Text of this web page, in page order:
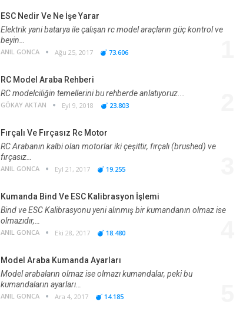
ESC Nedir Ve Ne İşe Yarar
Elektrik yani batarya ile çalışan rc model araçların güç kontrol ve
beyin…
ANIL GONCA Ağu 25, 2017 73.606
RC Model Araba Rehberi
RC modelciliğin temellerini bu rehberde anlatıyoruz...
GÖKAY AKTAN Eyl 9, 2018 23.803
Fırçalı Ve Fırçasız Rc Motor
RC Arabanın kalbi olan motorlar iki çeşittir, fırçalı (brushed) ve
fırçasız…
ANIL GONCA Eyl 21, 2017 19.255
Kumanda Bind Ve ESC Kalibrasyon İşlemi
Bind ve ESC Kalibrasyonu yeni alınmış bir kumandanın olmaz ise
olmazıdır,…
ANIL GONCA Eki 28, 2017 18.480
Model Araba Kumanda Ayarları
Model arabaların olmaz ise olmazı kumandalar, peki bu
kumandaların ayarları…
ANIL GONCA Ara 4, 2017 14.185